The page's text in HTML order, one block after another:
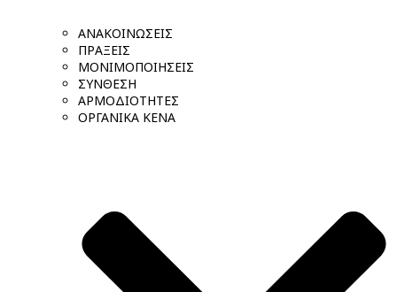
ΑΝΑΚΟΙΝΩΣΕΙΣ
ΠΡΑΞΕΙΣ
ΜΟΝΙΜΟΠΟΙΗΣΕΙΣ
ΣΥΝΘΕΣΗ
ΑΡΜΟΔΙΟΤΗΤΕΣ
ΟΡΓΑΝΙΚΑ ΚΕΝΑ